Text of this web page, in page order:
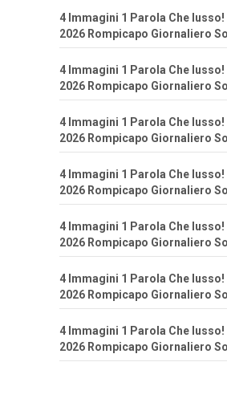
4 Immagini 1 Parola Che
2026 Rompicapo Giornaliero
4 Immagini 1 Parola Che
2026 Rompicapo Giornaliero
4 Immagini 1 Parola Che
2026 Rompicapo Giornaliero
4 Immagini 1 Parola Che
2026 Rompicapo Giornaliero
4 Immagini 1 Parola Che
2026 Rompicapo Giornaliero
4 Immagini 1 Parola Che
2026 Rompicapo Giornaliero
4 Immagini 1 Parola Che
2026 Rompicapo Giornaliero